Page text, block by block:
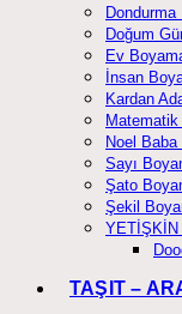
Doğum
Ev
İnsan
Kardan
Noel Baba
Sayı
Şato
Şekil
YETİŞKİN
TAŞIT –